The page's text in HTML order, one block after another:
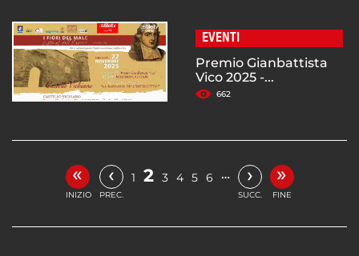
EVENTI
Premio Gianbattista
Vico 2025 -...
662
«
INIZIO
‹
PREC.
1 2 3 4 5 6 … ›
SUCC.
»
FINE